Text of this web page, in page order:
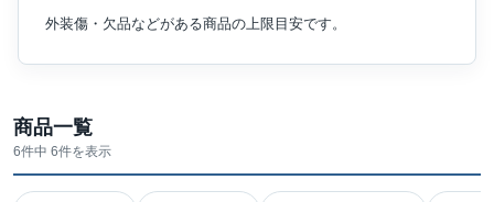
外装傷・欠品などがある商品の上限目安です。
商品一覧
6件中 6件を表示